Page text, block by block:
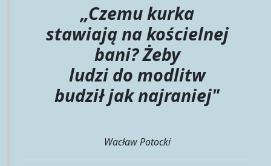
„Czemu kurka
stawiająnakościelnej
bani?Żeby
ludzido modlitw
budziłjaknajraniej"
Wacław Potocki